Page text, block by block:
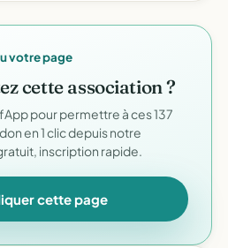
votre page
cette association ?
pour permettre à ces 137
en 1 clic depuis notre
inscription rapide.
cette page